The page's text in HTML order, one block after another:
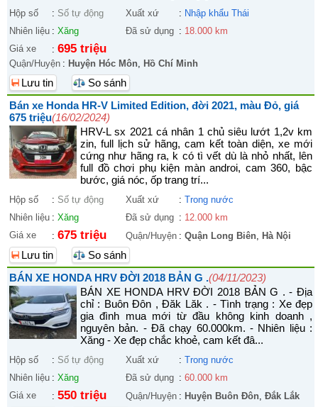
Hộp số : Số tự động Xuất xứ : Nhập khẩu Thái
Nhiên liệu : Xăng Đã sử dụng : 18.000 km
Giá xe
: 695 triệu
Quận/Huyện : Huyện Hóc Môn, Hồ Chí Minh
Lưu tin
So sánh
Bán xe Honda HR-V Limited Edition, đời 2021, màu Đỏ, giá
675 triệu(16/02/2024)
HRV-L sx 2021 cá nhân 1 chủ siêu lướt 1,2v km
zin, full lịch sử hãng, cam kết toàn diện, xe mới
cứng như hãng ra, k có tì vết dù là nhỏ nhất, lên
full đồ chơi phụ kiện màn androi, cam 360, bậc
bước, giá nóc, ốp trang trí...
Hộp số : Số tự động Xuất xứ : Trong nước
Nhiên liệu : Xăng Đã sử dụng : 12.000 km
Giá xe
: 675 triệu Quận/Huyện : Quận Long Biên, Hà Nội
Lưu tin
So sánh
BÁN XE HONDA HRV ĐỜI 2018 BẢN G .(04/11/2023)
BÁN XE HONDA HRV ĐỜI 2018 BẢN G . - Địa
chỉ : Buôn Đôn , Đăk Lăk . - Tình trạng : Xe đẹp
gia đình mua mới từ đầu không kinh doanh ,
nguyên bản. - Đã chạy 60.000km. - Nhiên liệu :
Xăng - Xe đẹp chắc khoẻ, cam kết đâ...
Hộp số : Số tự động Xuất xứ : Trong nước
Nhiên liệu : Xăng Đã sử dụng : 60.000 km
Giá xe
: 550 triệu Quận/Huyện : Huyện Buôn Đôn, Đắk Lắk